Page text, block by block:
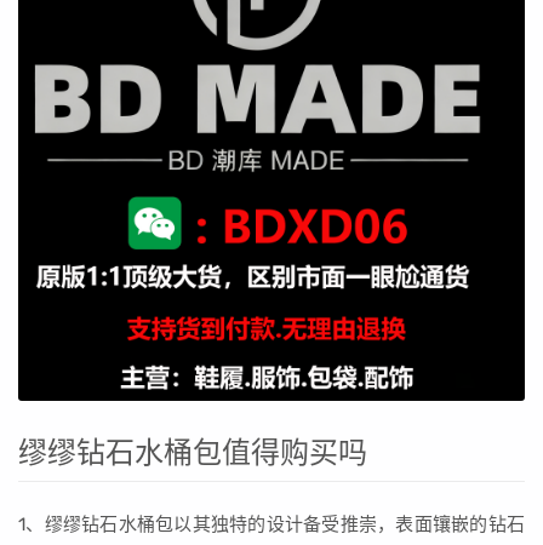
缪缪钻石水桶包值得购买吗
1、缪缪钻石水桶包以其独特的设计备受推崇，表面镶嵌的钻石